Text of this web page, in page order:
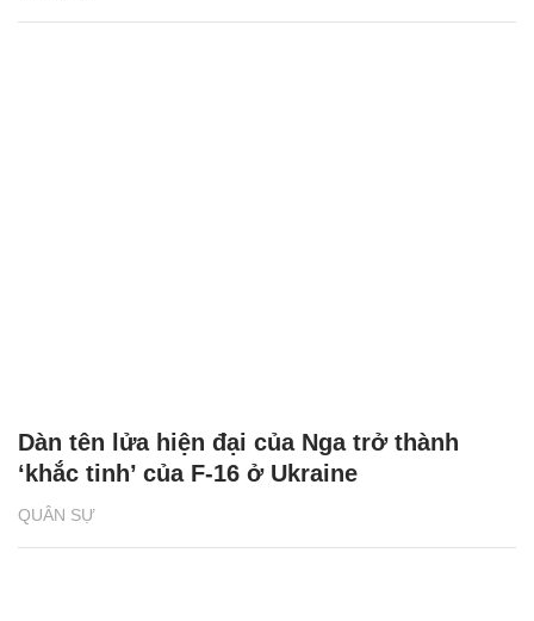
QUÂN SỰ
Dàn tên lửa hiện đại của Nga trở thành
‘khắc tinh’ của F-16 ở Ukraine